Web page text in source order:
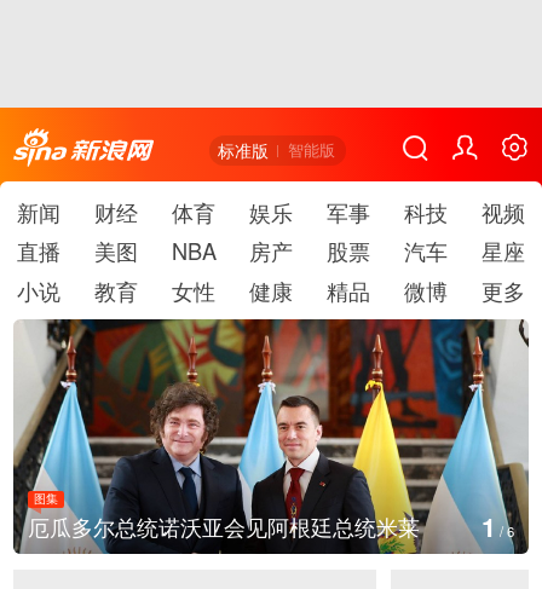
标准版 智能版
新闻 财经 体育 娱乐 军事 科技
视频
直播
美图 NBA 房产 股票 汽车
星座
小说
教育 女性 健康 精品 微博 更多
图集
厄瓜多尔总统诺沃亚会见阿根廷总统米莱 1/6